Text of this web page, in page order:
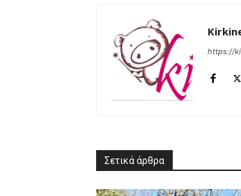
https://
Σετικά άρθρα